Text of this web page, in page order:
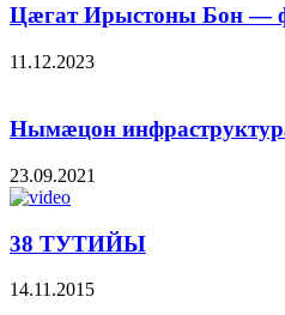
Цæгат Ирыстоны Бон —
11.12.2023
Нымæцон
23.09.2021
38 ТУТИЙЫ
14.11.2015